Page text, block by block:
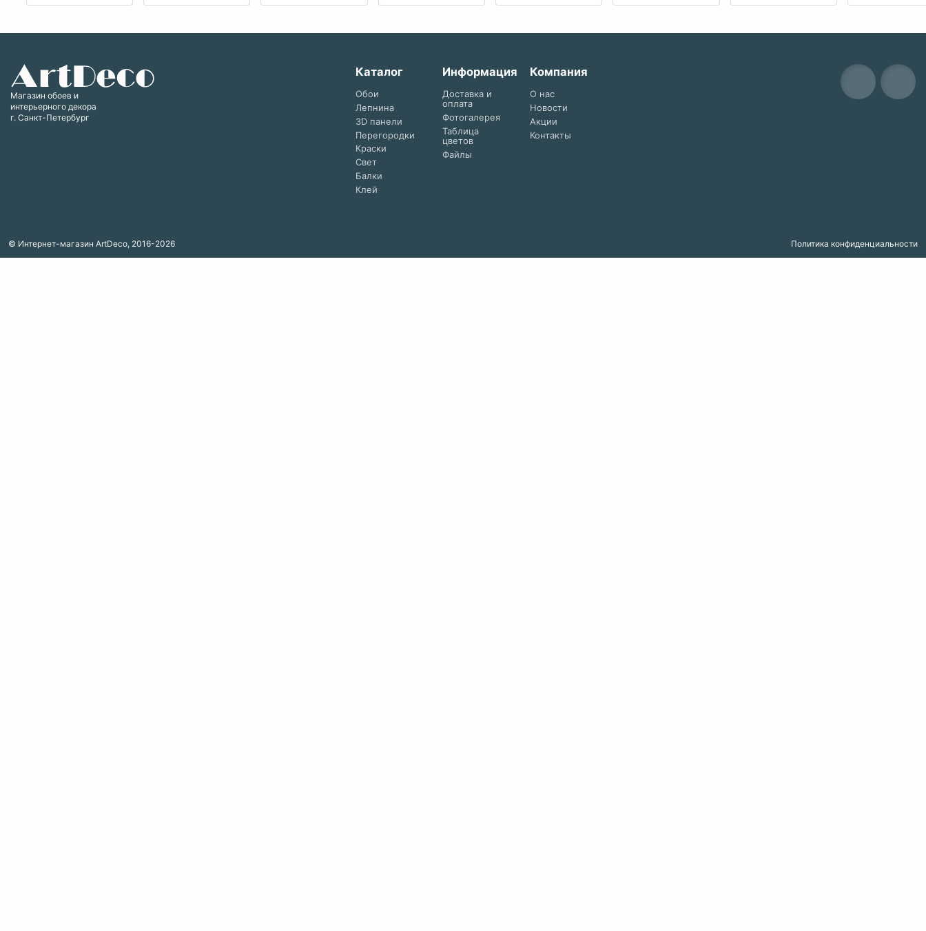
Магазин обоев и
интерьерного декора
г. Санкт-Петербург
Каталог
Обои
Лепнина
3D панели
Перегородки
Краски
Свет
Балки
Клей
Информация
Доставка и
оплата
Фотогалерея
Таблица
цветов
Файлы
Компания
О нас
Новости
Акции
Контакты
© Интернет-магазин ArtDeco, 2016-2026 Политика конфиденциальности